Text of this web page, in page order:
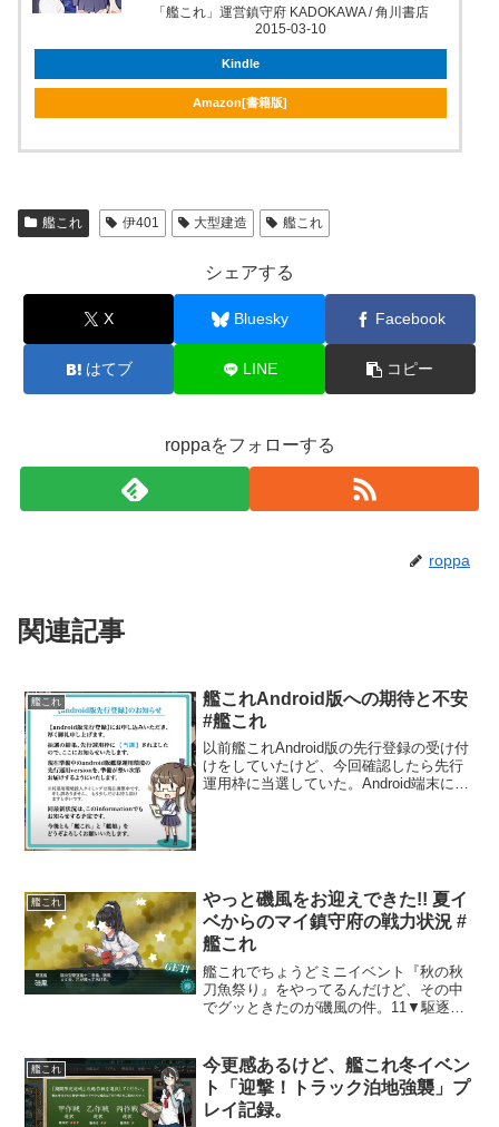
「艦これ」運営鎮守府 KADOKAWA / 角川書店
2015-03-10
Kindle
Amazon[書籍版]
艦これ 伊401 大型建造 艦これ
シェアする
X Bluesky Facebook
はてブ LINE コピー
roppaをフォローする
roppa
関連記事
艦これ
艦これAndroid版への期待と不安
#艦これ
以前艦これAndroid版の先行登録の受け付
けをしていたけど、今回確認したら先行
運用枠に当選していた。Android端末につ
艦これ
やっと磯風をお迎えできた!! 夏イ
ベからのマイ鎮守府の戦力状況 #
艦これ
艦これでちょうどミニイベント『秋の秋
刀魚祭り』をやってるんだけど、その中
でグッときたのが磯風の件。11▼駆逐艦
いて駆逐艦「磯風」の邂逅が可能です。
※第2海域・第5海...
艦これ
今更感あるけど、艦これ冬イベン
ト「迎撃！トラック泊地強襲」プ
レイ記録。